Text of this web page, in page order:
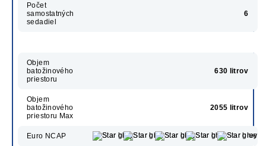
Počet
samostatných
sedadiel
6
Objem
batožinového
priestoru
630 litrov
Objem
batožinového
priestoru Max
2055 litrov
Euro NCAP